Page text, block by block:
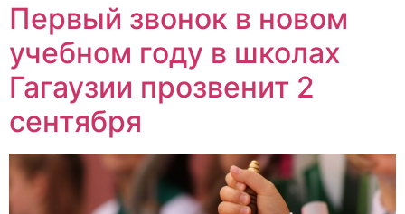
Первый звонок в новом
учебном году в школах
Гагаузии прозвенит 2
сентября